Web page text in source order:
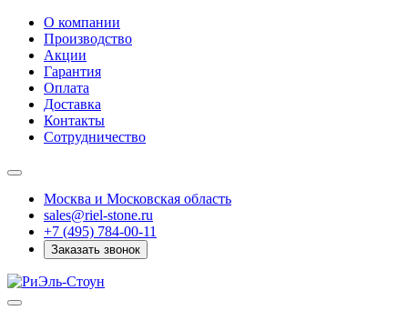
О компании
Производство
Акции
Гарантия
Оплата
Доставка
Контакты
Сотрудничество
Москва и Московская область
sales@riel-stone.ru
+7 (495) 784-00-11
Заказать звонок